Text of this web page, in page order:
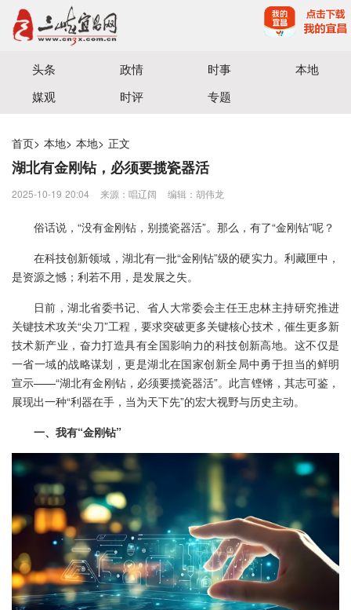
宜昌三峡融媒体中心主办
头条 政情 时事
本地
媒观
时评 专题
首页> 本地> 本地> 正文
湖北有金刚钻，必须要揽瓷器活
2025-10-19 20:04 来源：​唱辽阔 编辑：胡伟龙
俗话说，“没有金刚钻，别揽瓷器活”。那么，有了“金刚钻”呢？
在科技创新领域，湖北有一批“金刚钻”级的硬实力。利藏匣中，
是资源之憾；利若不用，是发展之失。
日前，湖北省委书记、省人大常委会主任王忠林主持研究推进
关键技术攻关“尖刀”工程，要求突破更多关键核心技术，催生更多新
技术新产业，奋力打造具有全国影响力的科技创新高地。这不仅是
一省一域的战略谋划，更是湖北在国家创新全局中勇于担当的鲜明
宣示——“湖北有金刚钻，必须要揽瓷器活”。此言铿锵，其志可鉴，
展现出一种“利器在手，当为天下先”的宏大视野与历史主动。
一、我有“金刚钻”